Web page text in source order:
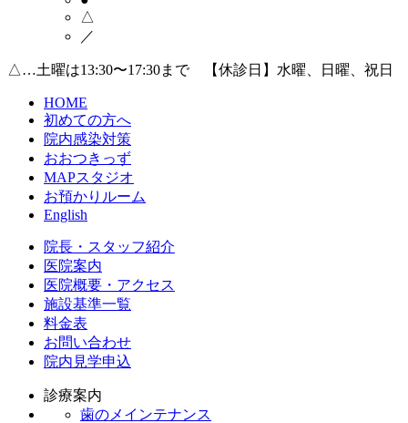
△
／
△…土曜は13:30〜17:30まで 【休診日】水曜、日曜、祝日
HOME
初めての方へ
院内感染対策
おおつきっず
MAPスタジオ
お預かりルーム
English
院長・スタッフ紹介
医院案内
医院概要・アクセス
施設基準一覧
料金表
お問い合わせ
院内見学申込
診療案内
歯のメインテナンス